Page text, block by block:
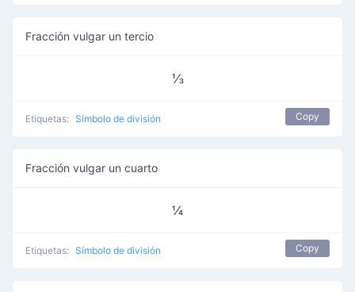
Fracción vulgar un tercio
⅓
Etiquetas: Símbolo de división Copy
Fracción vulgar un cuarto
¼
Etiquetas: Símbolo de división Copy